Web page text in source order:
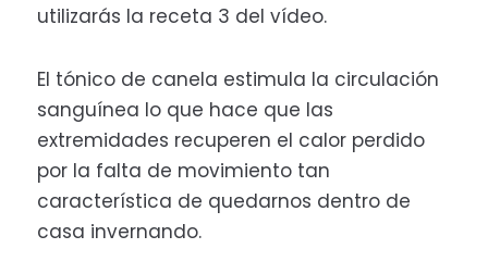
utilizarás la receta 3 del vídeo.
El tónico de canela estimula la circulación
sanguínea lo que hace que las
extremidades recuperen el calor perdido
por la falta de movimiento tan
característica de quedarnos dentro de
casa invernando.